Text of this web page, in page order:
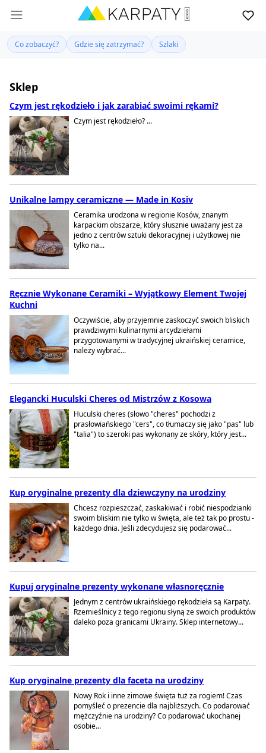
Co zobaczyć? Gdzie się zatrzymać? Szlaki
Sklep
Czym jest rękodzieło i jak zarabiać swoimi rękami?
Czym jest rękodzieło? ...
Unikalne lampy ceramiczne — Made in Kosiv
Ceramika urodzona w regionie Kosów, znanym
karpackim obszarze, który słusznie uważany jest za
jedno z centrów sztuki dekoracyjnej i użytkowej nie
tylko na...
Ręcznie Wykonane Ceramiki – Wyjątkowy Element Twojej
Kuchni
Oczywiście, aby przyjemnie zaskoczyć swoich bliskich
prawdziwymi kulinarnymi arcydziełami
przygotowanymi w tradycyjnej ukraińskiej ceramice,
należy wybrać...
Elegancki Huculski Cheres od Mistrzów z Kosowa
Huculski cheres (słowo "cheres" pochodzi z
prasłowiańskiego "cers", co tłumaczy się jako "pas" lub
"talia") to szeroki pas wykonany ze skóry, który jest...
Kup oryginalne prezenty dla dziewczyny na urodziny
Chcesz rozpieszczać, zaskakiwać i robić niespodzianki
swoim bliskim nie tylko w święta, ale też tak po prostu -
każdego dnia. Jeśli zdecydujesz się podarować...
Kupuj oryginalne prezenty wykonane własnoręcznie
Jednym z centrów ukraińskiego rękodzieła są Karpaty.
Rzemieślnicy z tego regionu słyną ze swoich produktów
daleko poza granicami Ukrainy. Sklep internetowy...
Kup oryginalne prezenty dla faceta na urodziny
Nowy Rok i inne zimowe święta tuż za rogiem! Czas
pomyśleć o prezencie dla najbliższych. Co podarować
mężczyźnie na urodziny? Co podarować ukochanej
osobie...